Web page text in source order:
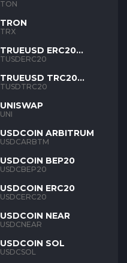
TON
TRON
TRX
TRUEUSD ERC20
TUSD
TUSDERC20
TRUEUSD TRC20
TUSD
TUSDTRC20
UNISWAP
UNI
USDCOIN ARBITRUM
USDCARBTM
USDCOIN BEP20
USDCBEP20
USDCOIN ERC20
USDCERC20
USDCOIN NEAR
USDCNEAR
USDCOIN SOL
USDCSOL